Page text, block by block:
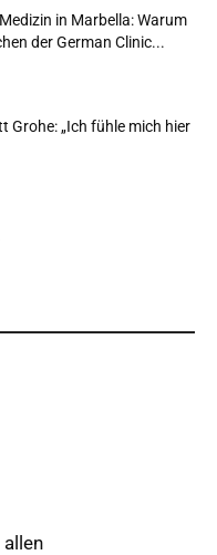
in Marbella: Warum
der German Clinic...
Grohe: „Ich fühle mich hier